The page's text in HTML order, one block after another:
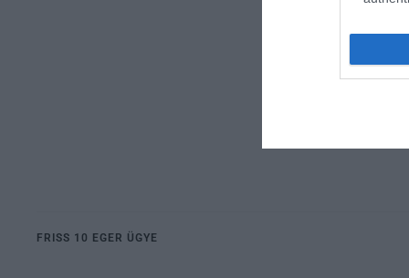
FRISS 10 EGER ÜGYE